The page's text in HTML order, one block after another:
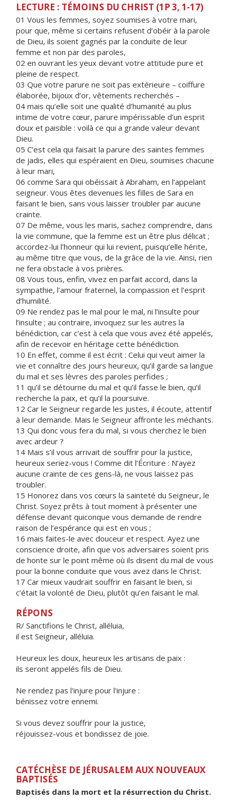
LECTURE : TÉMOINS DU CHRIST (1P 3, 1-17)
01 Vous les femmes, soyez soumises à votre mari,
pour que, même si certains refusent d’obéir à la parole
de Dieu, ils soient gagnés par la conduite de leur
femme et non par des paroles,
02 en ouvrant les yeux devant votre attitude pure et
pleine de respect.
03 Que votre parure ne soit pas extérieure – coiffure
élaborée, bijoux d’or, vêtements recherchés –
04 mais qu’elle soit une qualité d’humanité au plus
intime de votre cœur, parure impérissable d’un esprit
doux et paisible : voilà ce qui a grande valeur devant
Dieu.
05 C’est cela qui faisait la parure des saintes femmes
de jadis, elles qui espéraient en Dieu, soumises chacune
à leur mari,
06 comme Sara qui obéissait à Abraham, en l’appelant
seigneur. Vous êtes devenues les filles de Sara en
faisant le bien, sans vous laisser troubler par aucune
crainte.
07 De même, vous les maris, sachez comprendre, dans
la vie commune, que la femme est un être plus délicat ;
accordez-lui l’honneur qui lui revient, puisqu’elle hérite,
au même titre que vous, de la grâce de la vie. Ainsi, rien
ne fera obstacle à vos prières.
08 Vous tous, enfin, vivez en parfait accord, dans la
sympathie, l’amour fraternel, la compassion et l’esprit
d’humilité.
09 Ne rendez pas le mal pour le mal, ni l’insulte pour
l’insulte ; au contraire, invoquez sur les autres la
bénédiction, car c’est à cela que vous avez été appelés,
afin de recevoir en héritage cette bénédiction.
10 En effet, comme il est écrit : Celui qui veut aimer la
vie et connaître des jours heureux, qu’il garde sa langue
du mal et ses lèvres des paroles perfides ;
11 qu’il se détourne du mal et qu’il fasse le bien, qu’il
recherche la paix, et qu’il la poursuive.
12 Car le Seigneur regarde les justes, il écoute, attentif
à leur demande. Mais le Seigneur affronte les méchants.
13 Qui donc vous fera du mal, si vous cherchez le bien
avec ardeur ?
14 Mais s’il vous arrivait de souffrir pour la justice,
heureux seriez-vous ! Comme dit l’Écriture : N’ayez
aucune crainte de ces gens-là, ne vous laissez pas
troubler.
15 Honorez dans vos cœurs la sainteté du Seigneur, le
Christ. Soyez prêts à tout moment à présenter une
défense devant quiconque vous demande de rendre
raison de l’espérance qui est en vous ;
16 mais faites-le avec douceur et respect. Ayez une
conscience droite, afin que vos adversaires soient pris
de honte sur le point même où ils disent du mal de vous
pour la bonne conduite que vous avez dans le Christ.
17 Car mieux vaudrait souffrir en faisant le bien, si
c’était la volonté de Dieu, plutôt qu’en faisant le mal.
RÉPONS
R/ Sanctifions le Christ, alléluia,
il est Seigneur, alléluia.
Heureux les doux, heureux les artisans de paix :
ils seront appelés fils de Dieu.
Ne rendez pas l'injure pour l'injure :
bénissez votre ennemi.
Si vous devez souffrir pour la justice,
réjouissez-vous et bondissez de joie.
CATÉCHÈSE DE JÉRUSALEM AUX NOUVEAUX
BAPTISÉS
Baptisés dans la mort et la résurrection du Christ.